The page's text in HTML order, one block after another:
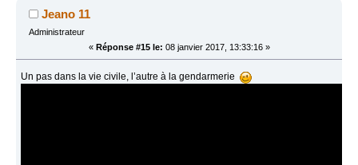
nation. (Lu 65716 fois)
Jeano 11
Administrateur
« Réponse #15 le: 08 janvier 2017, 13:33:16 »
Un pas dans la vie civile, l’autre à la gendarmerie